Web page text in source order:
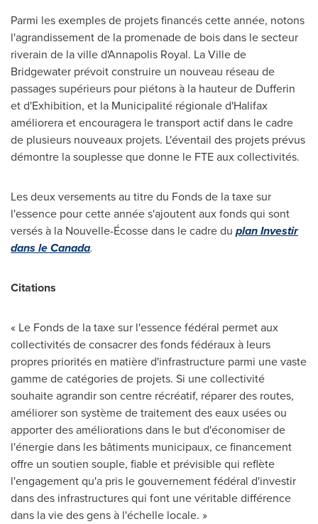
Parmi les exemples de projets financés cette année, notons
l'agrandissement de la promenade de bois dans le secteur
riverain de la ville d'Annapolis Royal. LaVille de
Bridgewater prévoit construire un nouveau réseau de
passages supérieurs pour piétons à la hauteur de Dufferin
et d'Exhibition, et la Municipalité régionale d'Halifax
améliorera et encouragera le transport actif dans le cadre
de plusieurs nouveaux projets. L'éventail des projets prévus
démontre la souplesse que donne le FTE aux collectivités.
Les deux versements au titre du Fonds de la taxe sur
l'essence pour cette année s'ajoutent aux fonds qui sont
versés à la Nouvelle-Écosse dans le cadre du plan Investir
dans leCanada.
Citations
« Le Fonds de la taxe sur l'essence fédéral permet aux
collectivités de consacrer des fonds fédéraux à leurs
propres priorités en matière d'infrastructure parmi une vaste
gamme de catégories de projets. Si une collectivité
souhaite agrandir son centre récréatif, réparer des routes,
améliorer son système de traitement des eaux usées ou
apporter des améliorations dans le but d'économiser de
l'énergie dans les bâtiments municipaux, ce financement
offre un soutien souple, fiable et prévisible qui reflète
l'engagement qu'a pris le gouvernement fédéral d'investir
dans des infrastructures qui font une véritable différence
dans la vie des gens à l'échelle locale. »